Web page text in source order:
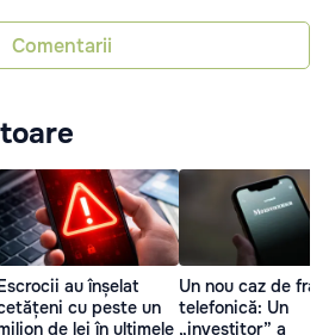
Comentarii
au înșelat
cu peste un
de lei în ultimele
Un nou caz de
telefonică: Un
„investitor” a